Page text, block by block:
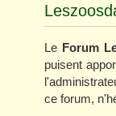
Le Forum
puisent
ce forum,